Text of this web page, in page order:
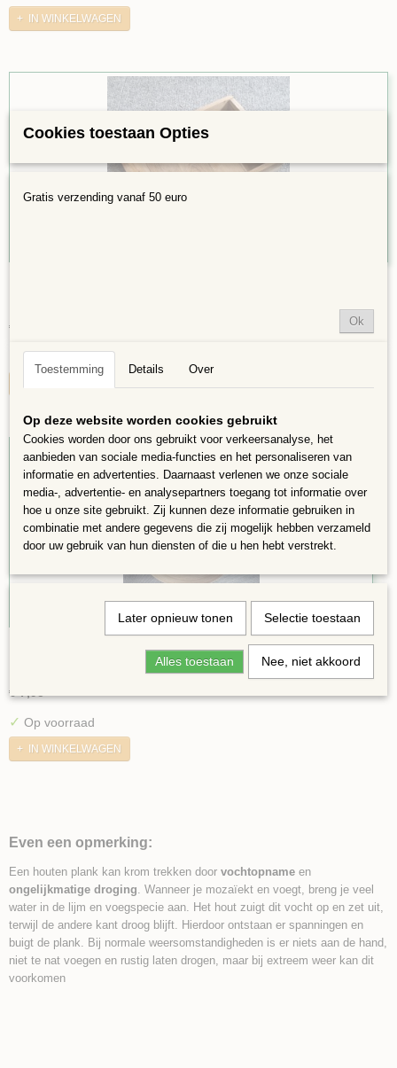
IN WINKELWAGEN
€ 5,99
Op voorraad
€ 7,95
✓ Op voorraad
IN WINKELWAGEN
Even een opmerking:
Een houten plank kan krom trekken door vochtopname en
ongelijkmatige droging. Wanneer je mozaïekt en voegt, breng je veel
water in de lijm en voegspecie aan. Het hout zuigt dit vocht op en zet uit,
terwijl de andere kant droog blijft. Hierdoor ontstaan er spanningen en
buigt de plank. Bij normale weersomstandigheden is er niets aan de hand,
niet te nat voegen en rustig laten drogen, maar bij extreem weer kan dit
voorkomen
Cookies toestaan Opties
Gratis verzending vanaf 50 euro
Ok
Toestemming Details Over
Op deze website worden cookies gebruikt
Cookies worden door ons gebruikt voor verkeersanalyse, het
aanbieden van sociale media-functies en het personaliseren van
informatie en advertenties. Daarnaast verlenen we onze sociale
media-, advertentie- en analysepartners toegang tot informatie over
hoe u onze site gebruikt. Zij kunnen deze informatie gebruiken in
combinatie met andere gegevens die zij mogelijk hebben verzameld
door uw gebruik van hun diensten of die u hen hebt verstrekt.
Later opnieuw tonen Selectie toestaan
Alles toestaan Nee, niet akkoord